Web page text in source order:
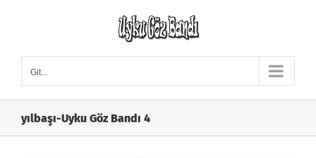
Git...
yılbaşı-Uyku Göz Bandı 4